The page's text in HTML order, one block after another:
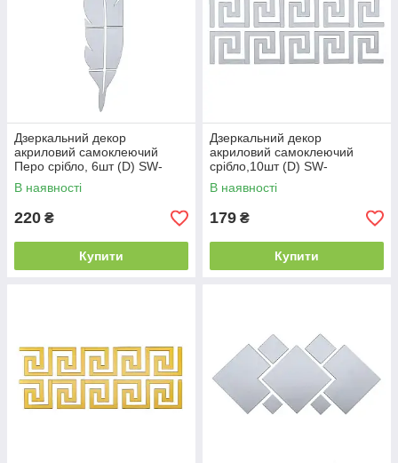
Дзеркальний декор
акриловий самоклеючий
Перо срібло, 6шт (D) SW-
00002505
В наявності
220 ₴
Купити
Дзеркальний декор
акриловий самоклеючий
срібло,10шт (D) SW-
00002506
В наявності
179 ₴
Купити